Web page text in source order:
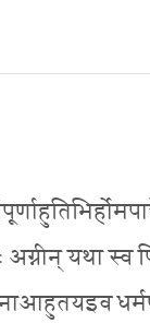
यथा स्व